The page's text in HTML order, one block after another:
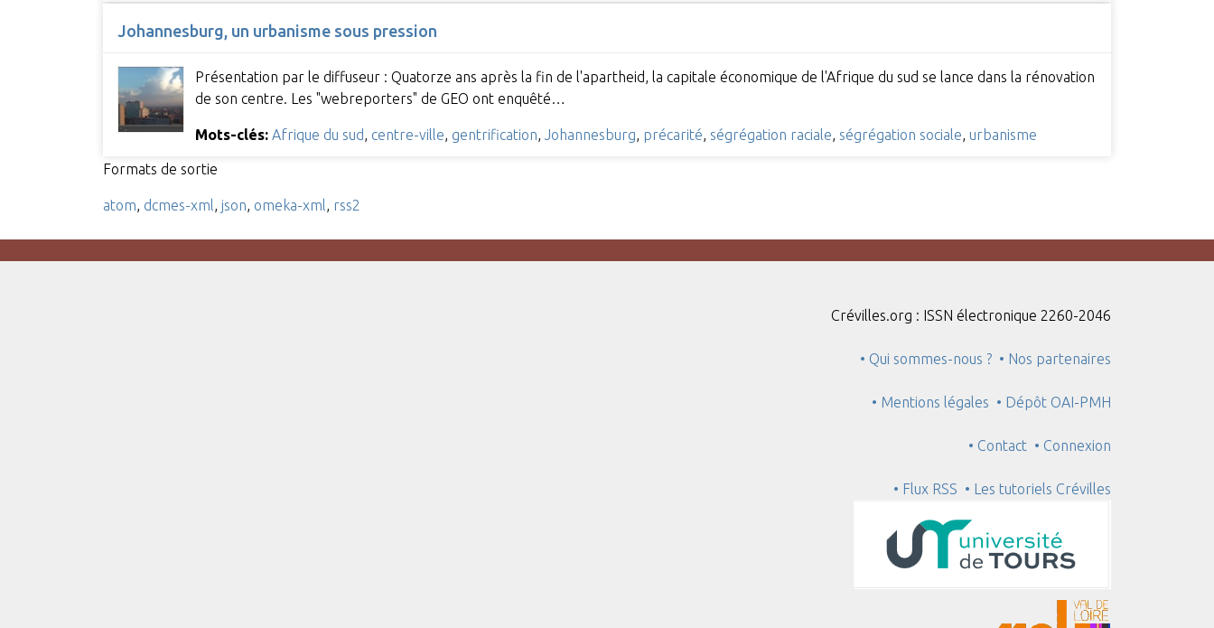
Johannesburg, un urbanisme sous pression
Présentation par le diffuseur : Quatorze ans après la fin de l'apartheid, la capitale économique de l'Afrique du sud se lance dans la rénovation
de son centre. Les "webreporters" de GEO ont enquêté…
Mots-clés: Afrique du sud, centre-ville, gentrification, Johannesburg, précarité, ségrégation raciale, ségrégation sociale, urbanisme
Formats de sortie
atom, dcmes-xml, json, omeka-xml, rss2
Crévilles.org : ISSN électronique 2260-2046
• Qui sommes-nous ? • Nos partenaires
• Mentions légales • Dépôt OAI-PMH
• Contact • Connexion
• Flux RSS • Les tutoriels Crévilles